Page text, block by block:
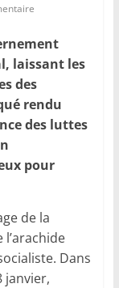
laissant les
des
rendu
des luttes
pour
de la
Dans
janvier,